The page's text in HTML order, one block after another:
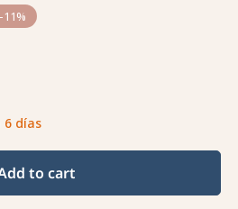
-11%
6 días
to cart